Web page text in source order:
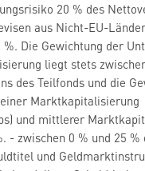
20 % des
aus Nicht-EU-
%. Die Gewichtung der
liegt stets
des Teilfonds und die
Marktkapitalisierung
und mittlerer
- zwischen 0 % und 25 %
und